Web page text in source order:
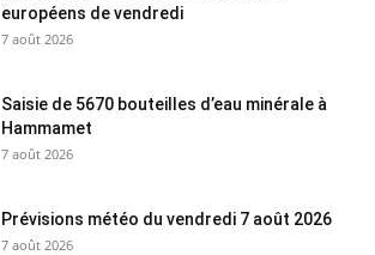
européens de vendredi
7 août 2026
Saisie de 5670 bouteilles d’eau minérale à
Hammamet
7 août 2026
Prévisions météo du vendredi 7 août 2026
7 août 2026